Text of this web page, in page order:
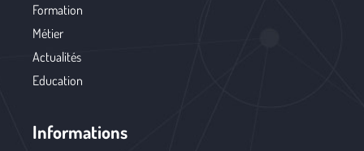
Formation
Métier
Actualités
Education
Informations